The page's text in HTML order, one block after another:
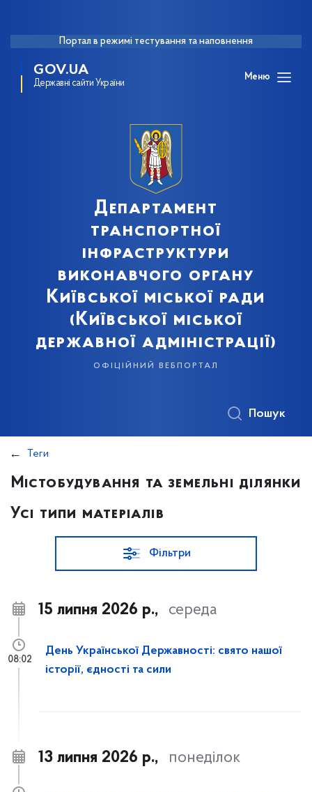
Портал в режимі тестування та наповнення
GOV.UA
Державні сайти України
Меню
Департамент
транспортної
інфраструктури
виконавчого органу
Київської міської ради
(Київської міської
державної адміністрації)
офіційний вебпортал
Пошук
Теги
Містобудування та земельні ділянки
Усі типи матеріалів
Фільтри
15 липня 2026 р., середа
День Української Державності: свято нашої
історії, єдності та сили
08:02
13 липня 2026 р., понеділок